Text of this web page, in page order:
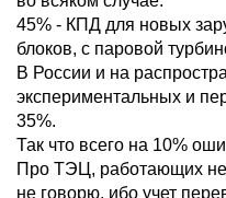
45% - КПД для новых
блоков, с паровой
В России и на
экспериментальных и
35%.
Так что всего на 10%
Про ТЭЦ, работающих
не говорю, ибо учет